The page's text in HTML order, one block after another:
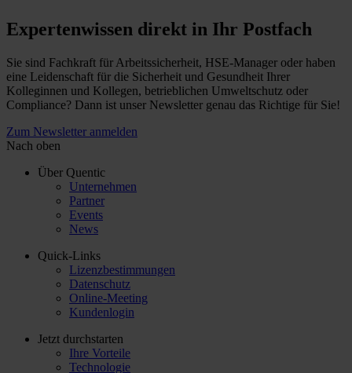
Expertenwissen direkt in Ihr Postfach
Sie sind Fachkraft für Arbeitssicherheit, HSE-Manager oder haben
eine Leidenschaft für die Sicherheit und Gesundheit Ihrer
Kolleginnen und Kollegen, betrieblichen Umweltschutz oder
Compliance? Dann ist unser Newsletter genau das Richtige für Sie!
Zum Newsletter anmelden
Nach oben
Über Quentic
Unternehmen
Partner
Events
News
Quick-Links
Lizenzbestimmungen
Datenschutz
Online-Meeting
Kundenlogin
Jetzt durchstarten
Ihre Vorteile
Technologie